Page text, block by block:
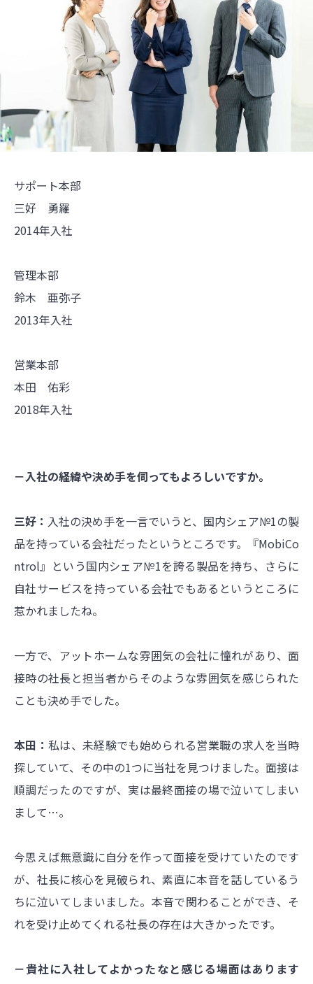
サポート本部
三好 勇羅
2014年入社
管理本部
鈴木 亜弥子
2013年入社
営業本部
本田 佑彩
2018年入社
－入社の経緯や決め手を伺ってもよろしいですか。
三好： 入社の決め手を一言でいうと、国内シェア№1の製
品を持っている会社だったというところです。『MobiCo
ntrol』という国内シェア№1を誇る製品を持ち、さらに
自社サービスを持っている会社でもあるというところに
惹かれましたね。
一方で、アットホームな雰囲気の会社に憧れがあり、面
接時の社長と担当者からそのような雰囲気を感じられた
ことも決め手でした。
本田： 私は、未経験でも始められる営業職の求人を当時
探していて、その中の1つに当社を見つけました。面接は
順調だったのですが、実は最終面接の場で泣いてしまい
まして…。
今思えば無意識に自分を作って面接を受けていたのです
が、社長に核心を見破られ、素直に本音を話しているう
ちに泣いてしまいました。本音で関わることができ、そ
れを受け止めてくれる社長の存在は大きかったです。
－貴社に入社してよかったなと感じる場面はあります